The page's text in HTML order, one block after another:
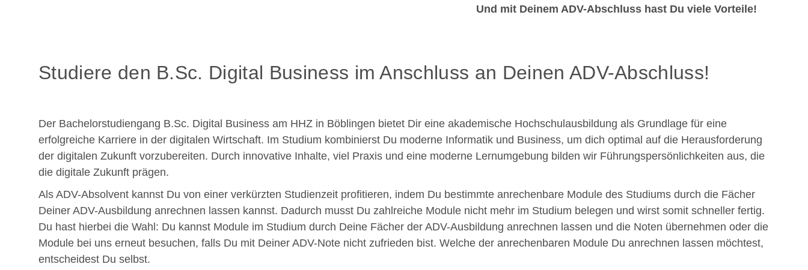
Und mit Deinem ADV-Abschluss hast Du viele Vorteile!
Studiere den B.Sc. Digital Business im Anschluss an Deinen ADV-Abschluss!
Der Bachelorstudiengang B.Sc. Digital Business am HHZ in Böblingen bietet Dir eine akademische Hochschulausbildung als Grundlage für eine
erfolgreiche Karriere in der digitalen Wirtschaft. Im Studium kombinierst Du moderne Informatik und Business, um dich optimal auf die Herausforderung
der digitalen Zukunft vorzubereiten. Durch innovative Inhalte, viel Praxis und eine moderne Lernumgebung bilden wir Führungspersönlichkeiten aus, die
die digitale Zukunft prägen.
Als ADV-Absolvent kannst Du von einer verkürzten Studienzeit profitieren, indem Du bestimmte anrechenbare Module des Studiums durch die Fächer
Deiner ADV-Ausbildung anrechnen lassen kannst. Dadurch musst Du zahlreiche Module nicht mehr im Studium belegen und wirst somit schneller fertig.
Du hast hierbei die Wahl: Du kannst Module im Studium durch Deine Fächer der ADV-Ausbildung anrechnen lassen und die Noten übernehmen oder die
Module bei uns erneut besuchen, falls Du mit Deiner ADV-Note nicht zufrieden bist. Welche der anrechenbaren Module Du anrechnen lassen möchtest,
entscheidest Du selbst.